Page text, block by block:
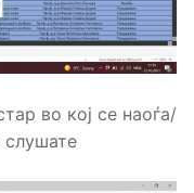
во кој се наоѓа/
слушате